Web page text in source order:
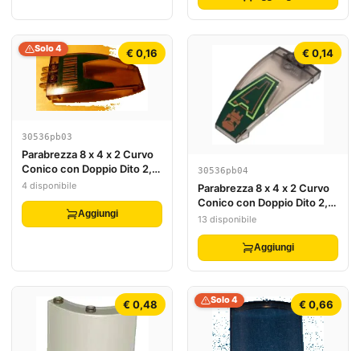
€ 0,16
Solo 4
30536pb03
Parabrezza 8 x 4 x 2 Curvo
Conico con Doppio Dito 2,
Motivo Codice a Barre
4 disponibile
Aggiungi
€ 0,14
30536pb04
Parabrezza 8 x 4 x 2 Curvo
Conico con Doppio Dito 2,
Motivo Circuiteria Exo-
13 disponibile
Aggiungi
€ 0,48 € 0,66
Solo 4